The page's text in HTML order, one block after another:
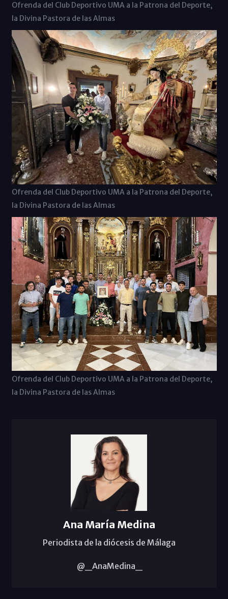
Ofrenda del Club Deportivo UMA a la Patrona del Deporte,
la Divina Pastora de las Almas
Ofrenda del Club Deportivo UMA a la Patrona del Deporte,
la Divina Pastora de las Almas
Ofrenda del Club Deportivo UMA a la Patrona del Deporte,
la Divina Pastora de las Almas
Ana María Medina
Periodista de la diócesis de Málaga
@_AnaMedina_